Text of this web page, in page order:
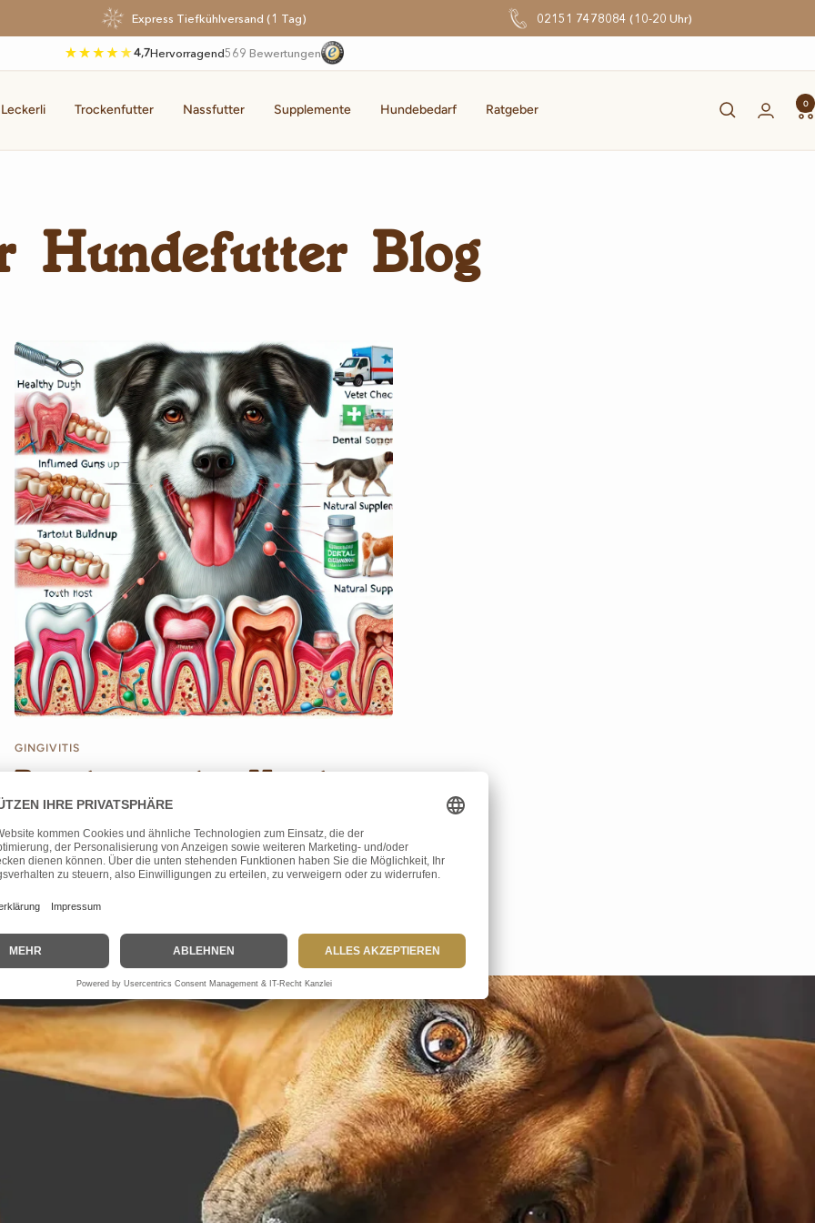
Express Tiefkühlversand (1 Tag) 02151 7478084 (10-20 Uhr)
4,7Hervorragend569 Bewertungen
Trockenfutter Nassfutter Supplemente Hundebedarf Ratgeber 0
Hundefutter Blog
GINGIVITIS
Parodontitis bei Hunden:
Ursachen, Symptome und
natürliche Unterstützung
Parodontitis ist eine ernsthafte Zahnerkrankung, die nicht nur das
Zahnfleisch, sondern auch die Zähne und den Kiefer eines Hundes